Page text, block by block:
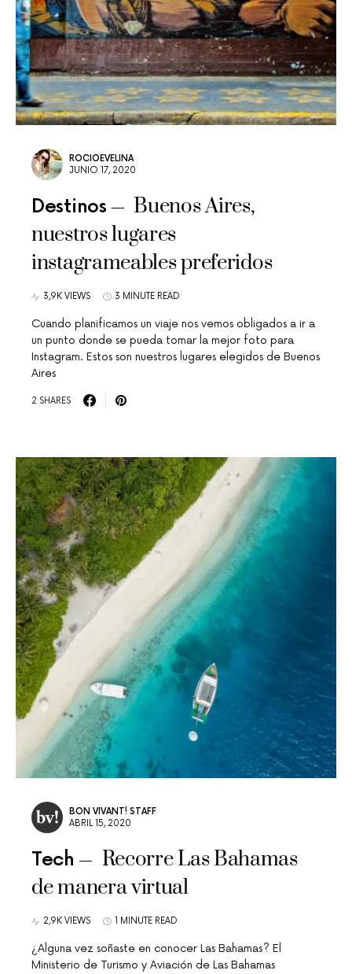
ROCIOEVELINA
JUNIO 17, 2020
Destinos
Buenos Aires,
nuestros lugares
instagrameables preferidos
3,9K VIEWS 3 MINUTE READ
Cuando planificamos un viaje nos vemos obligados a ir a
un punto donde se pueda tomar la mejor foto para
Instagram. Estos son nuestros lugares elegidos de Buenos
Aires
2 SHARES
BON VIVANT! STAFF
ABRIL 15, 2020
Tech
Recorre Las Bahamas
de manera virtual
2,9K VIEWS 1 MINUTE READ
¿Alguna vez soñaste en conocer Las Bahamas? El
Ministerio de Turismo y Aviación de Las Bahamas